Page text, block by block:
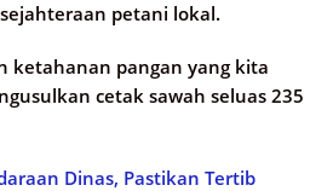
petani lokal.
ketahanan pangan yang kita
cetak sawah seluas 235
Dinas, Pastikan Tertib